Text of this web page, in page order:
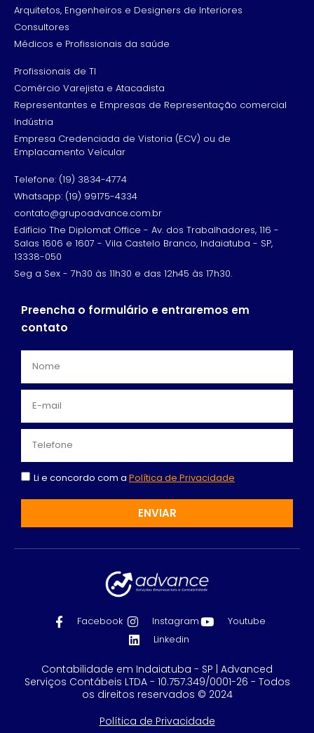
Arquitetos, Engenheiros e Designers de Interiores
Consultores
Médicos e Profissionais da saúde
Profissionais de TI
Comércio Varejista e Atacadista
Representantes e Empresas de Representação comercial
Indústria
Empresa Credenciada de Vistoria (ECV) ou de
Emplacamento Veícular
Telefone: (19) 3834-4774
Whatsapp: (19) 99175-4334
contato@grupoadvance.com.br
Edifício The Diplomat Office - Av. dos Trabalhadores, 116 -
Salas 1606 e 1607 - Vila Castelo Branco, Indaiatuba - SP,
13338-050
Seg a Sex - 7h30 às 11h30 e das 12h45 às 17h30.
Preencha o formulário e entraremos em
contato
Li e concordo com a Política de Privacidade
ENVIAR
Facebook Instagram
Youtube
Linkedin
Contabilidade em Indaiatuba - SP | Advanced
Serviços Contábeis LTDA - 10.757.349/0001-26 - Todos
os direitos reservados © 2024
Política de Privacidade